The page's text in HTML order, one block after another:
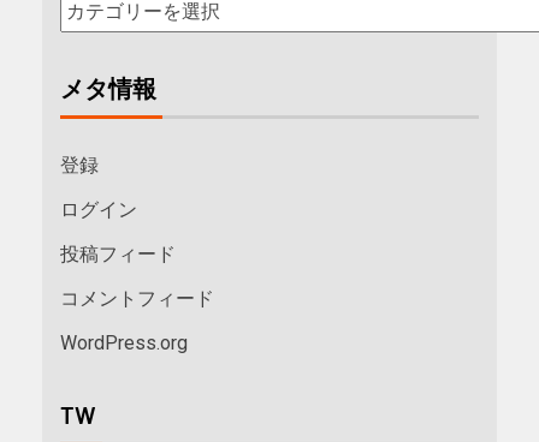
メタ情報
登録
ログイン
投稿フィード
コメントフィード
WordPress.org
TW